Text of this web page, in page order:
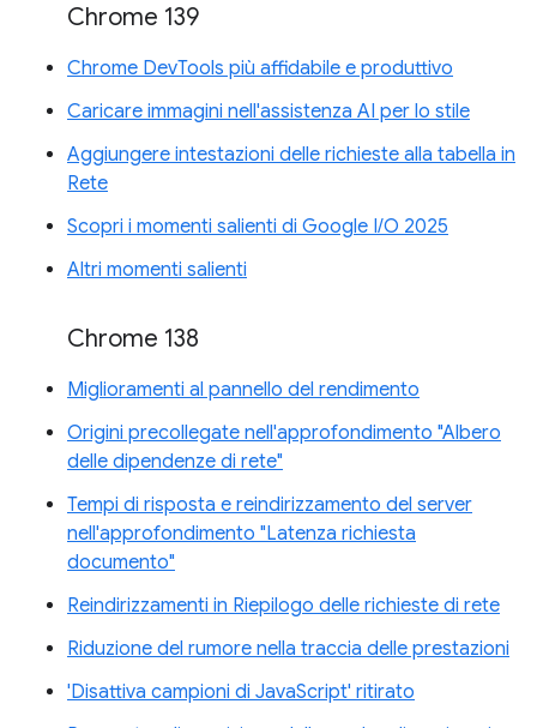
Chrome 139
Chrome DevTools più affidabile e produttivo
Caricare immagini nell'assistenza AI per lo stile
Aggiungere intestazioni delle richieste alla tabella in
Rete
Scopri i momenti salienti di Google I/O 2025
Altri momenti salienti
Chrome 138
Miglioramenti al pannello del rendimento
Origini precollegate nell'approfondimento "Albero
delle dipendenze di rete"
Tempi di risposta e reindirizzamento del server
nell'approfondimento "Latenza richiesta
documento"
Reindirizzamenti in Riepilogo delle richieste di rete
Riduzione del rumore nella traccia delle prestazioni
'Disattiva campioni di JavaScript' ritirato